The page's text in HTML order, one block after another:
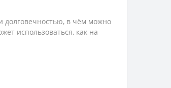
долговечностью, в чём можно
использоваться, как на